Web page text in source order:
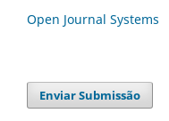
Open Journal Systems
Enviar Submissão